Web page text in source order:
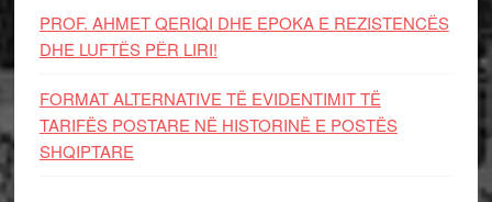
PROF. AHMET QERIQI DHE EPOKA E REZISTENCЁS
DHE LUFTЁS PЁR LIRI!
FORMAT ALTERNATIVE TË EVIDENTIMIT TË
TARIFËS POSTARE NË HISTORINË E POSTËS
SHQIPTARE